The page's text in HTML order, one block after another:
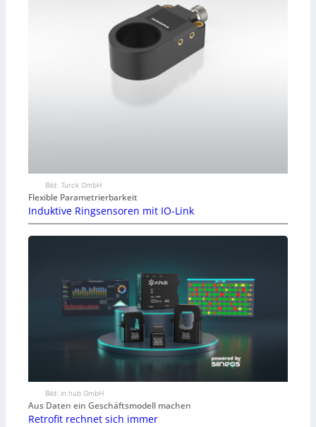
Bild: Turck GmbH
Flexible Parametrierbarkeit
Induktive Ringsensoren mit IO-Link
Bild: in.hub GmbH
Aus Daten ein Geschäftsmodell machen
Retrofit rechnet sich immer